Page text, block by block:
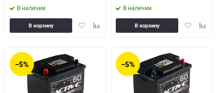
В наличии
ДобавитьДобавить
В корзину
В наличии
Добавить
В корзину
−5% −5%